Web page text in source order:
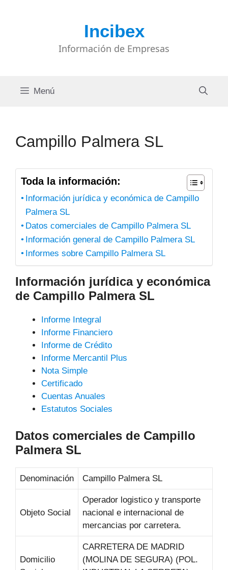
Incibex
Información de Empresas
Menú
Campillo Palmera SL
Toda la información:
Información jurídica y económica de Campillo
Palmera SL
Datos comerciales de Campillo Palmera SL
Información general de Campillo Palmera SL
Informes sobre Campillo Palmera SL
Información jurídica y económica
de Campillo Palmera SL
Informe Integral
Informe Financiero
Informe de Crédito
Informe Mercantil Plus
Nota Simple
Certificado
Cuentas Anuales
Estatutos Sociales
Datos comerciales de Campillo
Palmera SL
Denominación Campillo Palmera SL
Objeto Social
Operador logistico y transporte
nacional e internacional de
mercancias por carretera.
Domicilio
CARRETERA DE MADRID
(MOLINA DE SEGURA) (POL.